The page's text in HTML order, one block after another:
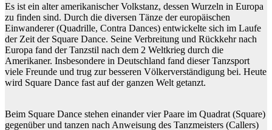
Es ist ein alter amerikanischer Volkstanz, dessen Wurzeln in Europa
zu finden sind. Durch die diversen Tänze der europäischen
Einwanderer (Quadrille, Contra Dances) entwickelte sich im Laufe
der Zeit der Square Dance. Seine Verbreitung und Rückkehr nach
Europa fand der Tanzstil nach dem 2 Weltkrieg durch die
Amerikaner. Insbesondere in Deutschland fand dieser Tanzsport
viele Freunde und trug zur besseren Völkerverständigung bei. Heute
wird Square Dance fast auf der ganzen Welt getanzt.
Beim Square Dance stehen einander vier Paare im Quadrat (Square)
gegenüber und tanzen nach Anweisung des Tanzmeisters (Callers)